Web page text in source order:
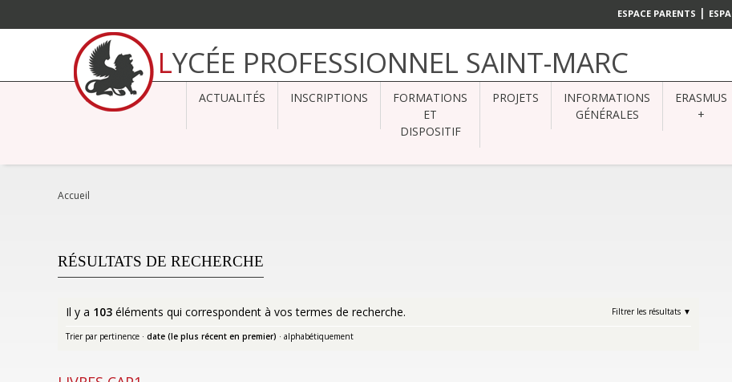
ESPACE PARENTS |
contenu.
Aller
LYCÉE PROFESSIONNEL SAINT-MARC
ACTUALITÉS INSCRIPTIONS
FORMATIONS
ET
DISPOSITIF
PROJETS
INFORMATIONS
GÉNÉRALES
ERASMUS
+
Accueil
RÉSULTATS DE RECHERCHE
Il y a 103 éléments qui correspondent à vos termes de recherche. Filtrer les résultats
Trier par pertinence · date (le plus récent en premier) · alphabétiquement